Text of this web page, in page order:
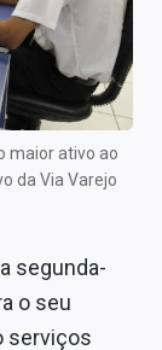
maior ativo ao
da Via Varejo
segunda-
o seu
serviços